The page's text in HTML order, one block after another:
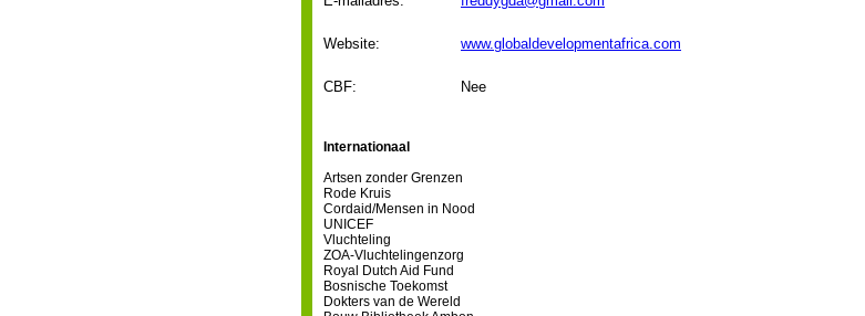
Website: www.globaldevelopmentafrica.com
CBF: Nee
Internationaal
Artsen zonder Grenzen
Rode Kruis
Cordaid/Mensen in Nood
UNICEF
Vluchteling
ZOA-Vluchtelingenzorg
Royal Dutch Aid Fund
Bosnische Toekomst
Dokters van de Wereld